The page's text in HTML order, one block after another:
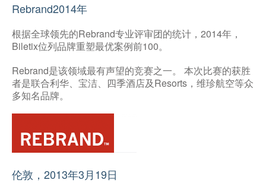
Rebrand2014年
根据全球领先的Rebrand专业评审团的统计，2014年，
Biletix位列品牌重塑最优案例前100。
Rebrand是该领域最有声望的竞赛之一。 本次比赛的获胜
者是联合利华、宝洁、四季酒店及Resorts，维珍航空等众
多知名品牌。
伦敦，2013年3月19日